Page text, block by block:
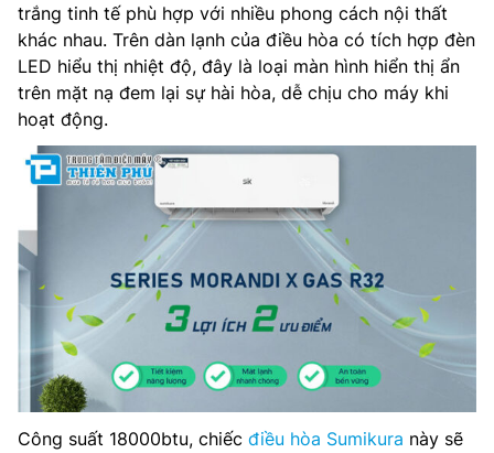
Độ ồn khối ngoài: 54 dB
Môi chất lạnh: R32
Kích thước dàn lạnh: 910x295x220 mm
Trọng lượng dàn lạnh: 10 kg
Kích thước dàn nóng: 780x560x270 mm
Trọng lượng dàn nóng: 32 kg
Hãng sản xuất: Sumikura
Bảo hành: 24 tháng
trắng tinh tế phù hợp với nhiều phong cách nội thất
khác nhau. Trên dàn lạnh của điều hòa có tích hợp đèn
LED hiểu thị nhiệt độ, đây là loại màn hình hiển thị ẩn
trên mặt nạ đem lại sự hài hòa, dễ chịu cho máy khi
hoạt động.
Công suất 18000btu, chiếc điều hòa Sumikura này sẽ